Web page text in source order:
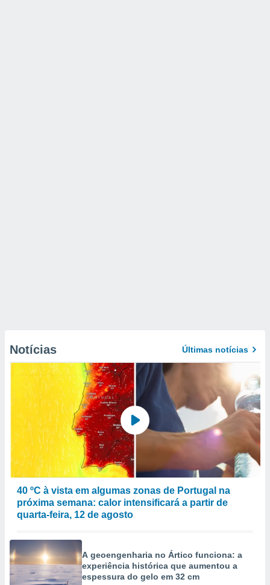
Notícias Últimas notícias
40 ºC à vista em algumas zonas de Portugal na
próxima semana: calor intensificará a partir de
quarta-feira, 12 de agosto
A geoengenharia no Ártico funciona: a
experiência histórica que aumentou a
espessura do gelo em 32 cm